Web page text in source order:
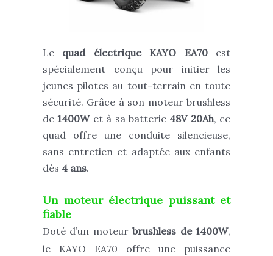
Le quad électrique KAYO EA70est
spécialement conçu pour initier les
jeunes pilotes au tout-terrain en toute
sécurité. Grâce à son moteur brushless
de 1400Wet à sa batterie 48V 20Ah, ce
quad offre une conduite silencieuse,
sans entretien et adaptée aux enfants
dès 4 ans.
Un moteur électrique puissant et
fiable
Doté d’un moteurbrushless de 1400W,
le KAYO EA70 offre une puissance